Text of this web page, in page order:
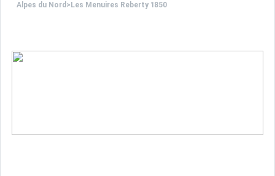
Alpes du Nord > Les Menuires Reberty 1850